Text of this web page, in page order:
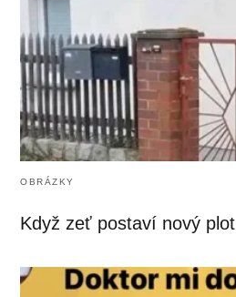
OBRÁZKY
Když zeť postaví nový plot